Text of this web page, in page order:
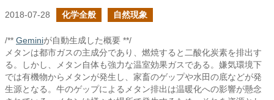
2018-07-28 化学全般 自然現象
/** Geminiが自動生成した概要 **/
メタンは都市ガスの主成分であり、燃焼すると二酸化炭素を排出す
る。しかし、メタン自体も強力な温室効果ガスである。嫌気環境下
では有機物からメタンが発生し、家畜のゲップや水田の底などが発
生源となる。牛のゲップによるメタン排出は温暖化への影響が懸念